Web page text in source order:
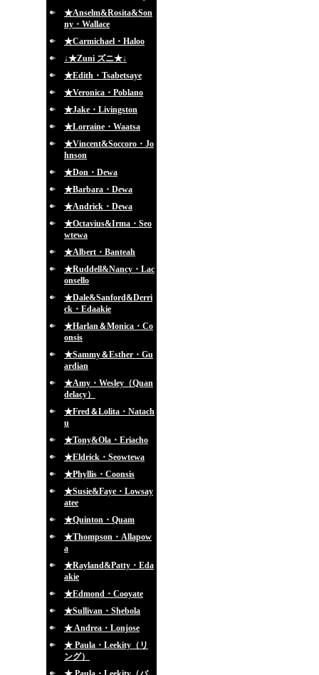
★Anselm&Rosita&Son
ny・Wallace
★Carmichael・Haloo
↓★Zuni ズニ★↓
★Edith・Tsabetsaye
★Veronica・Poblano
★Jake・Livingston
★Lorraine・Waatsa
★Vincent&Soccoro・Jo
hnson
★Don・Dewa
★Barbara・Dewa
★Andrick・Dewa
★Octavius&Irma・Seo
wtewa
★Albert・Banteah
★Ruddell&Nancy・Lac
onsello
★Dale&Sanford&Derri
ck・Edaakie
★Harlan＆Monica・Co
onsis
★Sammy＆Esther・Gu
ardian
★Amy・Wesley（Quan
delacy）
★Fred＆Lolita・Natach
u
★Tony&Ola・Eriacho
★Eldrick・Seowtewa
★Phyllis・Coonsis
★Susie&Faye・Lowsay
atee
★Quinton・Quam
★Thompson・Allapow
a
★Rayland&Patty・Eda
akie
★Edmond・Cooyate
★Sullivan・Shebola
★ Andrea・Lonjose
★ Paula・Leekity（リ
ング）